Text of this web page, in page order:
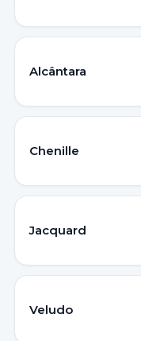
Alcântara
Chenille
Jacquard
Veludo